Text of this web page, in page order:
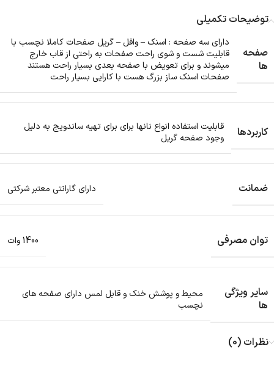
توضیحات تکمیلی
صفحه
ها
دارای سه صفحه : اسنک – وافل – گریل صفحات کاملا نچسب با
قابلیت شست و شوی راحت صفحات به راحتی از قاب خارج
میشوند و برای تعویض با صفحه بعدی بسیار راحت هستند
صفحات اسنک ساز بزرگ هست با کارایی بسیار راحت
کاربردها
قابلیت استفاده انواع نانها برای برای تهیه ساندویج به دلیل
وجود صفحه گریل
ضمانت دارای گارانتی معتبر شرکتی
توان مصرفی 1400 وات
سایر ویژگی
ها
محیط و پوشش خنک و قابل لمس دارای صفحه های
نچسب
نظرات (0)